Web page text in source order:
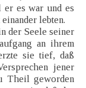
es war und es
lebten.
der Seele seiner
an ihrem
sie tief, daß
jener
Theil geworden